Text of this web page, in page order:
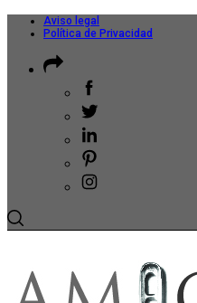
Aviso legal
Política de Privacidad